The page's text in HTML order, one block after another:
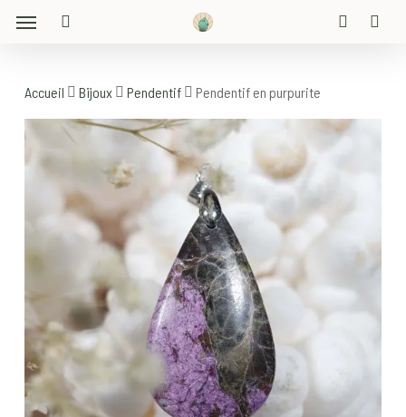
content
Menu
Accueil Bijoux Pendentif Pendentif en purpurite